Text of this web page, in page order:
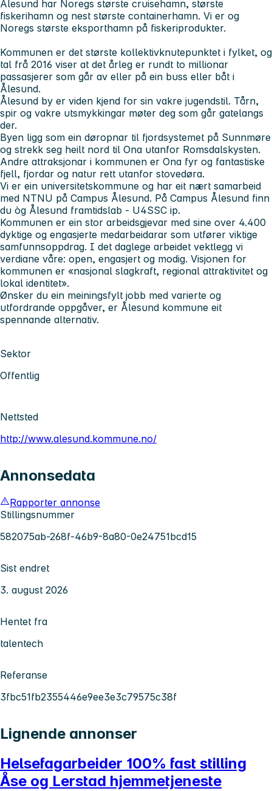
Ålesund har Noregs største cruisehamn, største
fiskerihamn og nest største containerhamn. Vi er og
Noregs største eksporthamn på fiskeriprodukter.
Kommunen er det største kollektivknutepunktet i fylket, og
tal frå 2016 viser at det årleg er rundt to millionar
passasjerer som går av eller på ein buss eller båt i
Ålesund.
Ålesund by er viden kjend for sin vakre jugendstil. Tårn,
spir og vakre utsmykkingar møter deg som går gatelangs
der.
Byen ligg som ein døropnar til fjordsystemet på Sunnmøre
og strekk seg heilt nord til Ona utanfor Romsdalskysten.
Andre attraksjonar i kommunen er Ona fyr og fantastiske
fjell, fjordar og natur rett utanfor stovedøra.
Vi er ein universitetskommune og har eit nært samarbeid
med NTNU på Campus Ålesund. På Campus Ålesund finn
du òg Ålesund framtidslab - U4SSC ip.
Kommunen er ein stor arbeidsgjevar med sine over 4.400
dyktige og engasjerte medarbeidarar som utfører viktige
samfunnsoppdrag. I det daglege arbeidet vektlegg vi
verdiane våre: open, engasjert og modig. Visjonen for
kommunen er «nasjonal slagkraft, regional attraktivitet og
lokal identitet».
Ønsker du ein meiningsfylt jobb med varierte og
utfordrande oppgåver, er Ålesund kommune eit
spennande alternativ.
Sektor
Offentlig
Nettsted
http://www.alesund.kommune.no/
Annonsedata
Rapporter annonse
Stillingsnummer
582075ab-268f-46b9-8a80-0e24751bcd15
Sist endret
3. august 2026
Hentet fra
talentech
Referanse
3fbc51fb2355446e9ee3e3c79575c38f
Lignende annonser
Helsefagarbeider 100% fast stilling
Åse og Lerstad hjemmetjeneste